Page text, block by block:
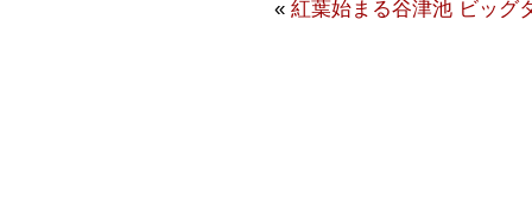
« 紅葉始まる谷津池 ビッグ